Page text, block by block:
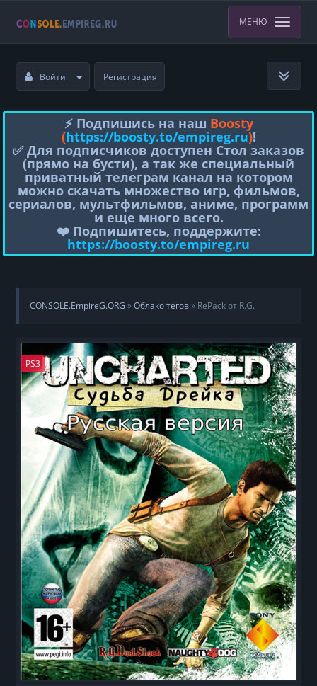
МЕНЮ
Войти Регистрация
⚡️ Подпишись на наш Boosty
(https://boosty.to/empireg.ru)!
✅ Для подписчиков доступен Стол заказов
(прямо на бусти), а так же специальный
приватный телеграм канал на котором
можно скачать множество игр, фильмов,
сериалов, мультфильмов, аниме, программ
и еще много всего.
❤️ Подпишитесь, поддержите:
https://boosty.to/empireg.ru
CONSOLE.EmpireG.ORG »Облако тегов» RePack от R.G.
DualShock
PS3